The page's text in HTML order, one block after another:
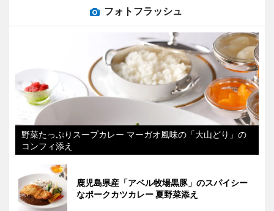
フォトフラッシュ
野菜たっぷりスープカレー マーガオ風味の「大山どり」の
コンフィ添え
鹿児島県産「アベル牧場黒豚」のスパイシー
なポークカツカレー 夏野菜添え